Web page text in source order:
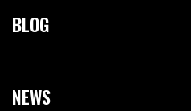
HOSE 10X14 PER METER
69.74 zł
BLOG
NEWS